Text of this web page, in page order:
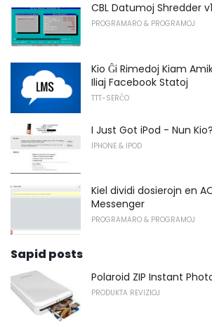
CBL Datumoj Shredder
PROGRAMARO & PROGRAMOJ
Kio Ĝi Rimedoj Kiam
Iliaj Facebook Statoj
TTT-SERĈO
I Just Got iPod - Nun Kio?
IPHONE & IPOD
Kiel dividi dosierojn en
Messenger
PROGRAMARO & PROGRAMOJ
Sapid posts
Polaroid ZIP Instant
PRODUKTA REVIZIOJ